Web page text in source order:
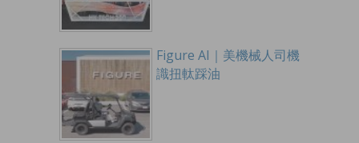
Figure AI｜美機械人司機
識扭軚踩油